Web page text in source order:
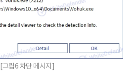
[그림6 차단 메시지]